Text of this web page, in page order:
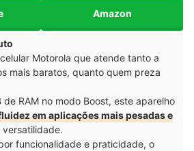
Amazon
Motorola que atende tanto a
mais baratos, quanto quem preza
de RAM no modo Boost, este aparelho
em aplicações mais pesadas e
funcionalidade e praticidade, o